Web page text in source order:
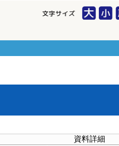
資料詳細